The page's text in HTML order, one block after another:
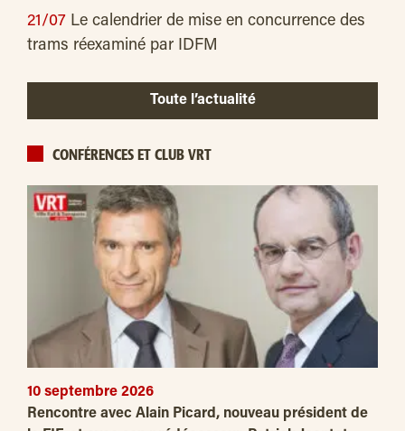
21/07 Le calendrier de mise en concurrence des
trams réexaminé par IDFM
Toute l’actualité
CONFÉRENCES ET CLUB VRT
10 septembre 2026
Rencontre avec Alain Picard, nouveau président de